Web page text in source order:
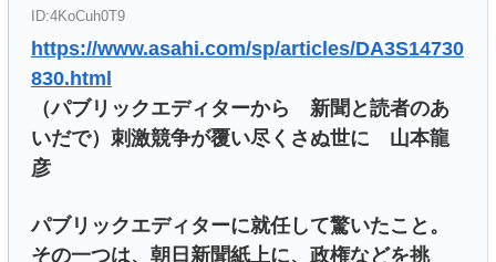
ID:4KoCuh0T9
https://www.asahi.com/sp/articles/DA3S14730
830.html
（パブリックエディターから 新聞と読者のあ
いだで）刺激競争が覆い尽くさぬ世に 山本龍
彦
パブリックエディターに就任して驚いたこと。
その一つは、朝日新聞紙上に、政権などを挑